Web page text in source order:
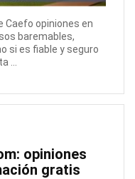
Caefo opiniones en
baremables,
si es fiable y seguro
...
opiniones
gratis